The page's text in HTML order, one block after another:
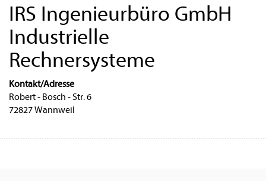
IRS Ingenieurbüro GmbH
Industrielle
Rechnersysteme
Kontakt/Adresse
Robert - Bosch - Str. 6
72827 Wannweil